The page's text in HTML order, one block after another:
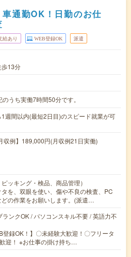
通勤OK！日勤のお仕
給あり WEB登録OK 派遣
歩13分
うち実働7時間50分です。
週間以内(最短2日目)のスピード就業が可
例】189,000円(月収例21日実働)
ッキング・検品、商品管理）
を、双眼を使い、傷や不良の検査、PC
の作業をお願いします。(派遣…
ランクOK / パソコンスキル不要 / 英語力不
登録OK！】〇未経験大歓迎！〇フリータ
迎！ ※お仕事の掛け持ち…